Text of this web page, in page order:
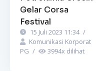
Gelar Corsa
Festival
15 Juli 2023 11:34 /
Komunikasi Korporat
PG / 3994x dilihat